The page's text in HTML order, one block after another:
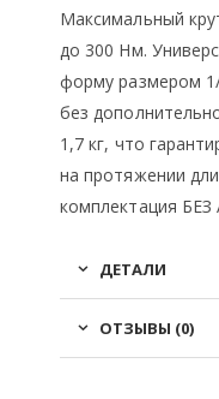
Максимальный
до 300 Нм.
форму размером
без
1,7 кг, что
на протяжении
комплектация
ДЕТАЛИ
ОТЗЫВЫ (0)